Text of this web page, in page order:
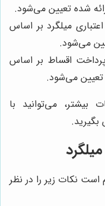
شده تعیین می‌شود.
میلگرد بر اساس
می‌شود.
اقساط بر اساس
تعیین می‌شود.
بیشتر، می‌توانید با
است نکات زیر را در نظر